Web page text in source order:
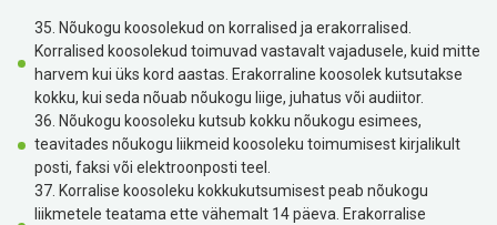
35. Nõukogu koosolekud on korralised ja erakorralised.
Korralised koosolekud toimuvad vastavalt vajadusele, kuid mitte
harvem kui üks kord aastas. Erakorraline koosolek kutsutakse
kokku, kui seda nõuab nõukogu liige, juhatus või audiitor.
36. Nõukogu koosoleku kutsub kokku nõukogu esimees,
teavitades nõukogu liikmeid koosoleku toimumisest kirjalikult
posti, faksi või elektroonposti teel.
37. Korralise koosoleku kokkukutsumisest peab nõukogu
liikmetele teatama ette vähemalt 14 päeva. Erakorralise